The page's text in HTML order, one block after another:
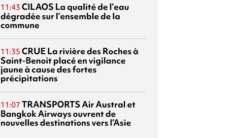
11:43 CILAOS La qualité de l’eau
dégradée sur l’ensemble de la
commune
11:35 CRUE La rivière des Roches à
Saint-Benoit placé en vigilance
jaune à cause des fortes
précipitations
11:07 TRANSPORTSAir Austral et
Bangkok Airways ouvrent de
nouvelles destinations vers l’Asie